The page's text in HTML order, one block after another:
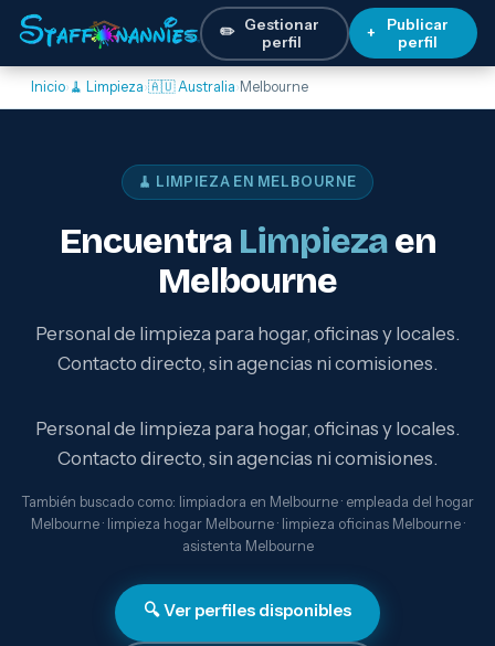
✏️ Gestionar
perfil
+
Publicar
perfil
Inicio› 🧹 Limpieza›🇦🇺 Australia› Melbourne
🧹 LIMPIEZA EN MELBOURNE
Encuentra Limpiezaen
Melbourne
Personal de limpieza para hogar, oficinas y locales.
Contacto directo, sin agencias ni comisiones.
Personal de limpieza para hogar, oficinas y locales.
Contacto directo, sin agencias ni comisiones.
También buscado como: limpiadora en Melbourne · empleada del hogar
Melbourne · limpieza hogar Melbourne · limpieza oficinas Melbourne ·
asistenta Melbourne
🔍 Ver perfiles disponibles